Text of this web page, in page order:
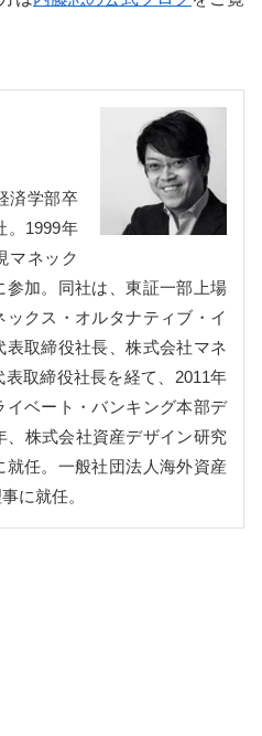
済学部卒
。1999年
マネック
加。同社は、東証一部上場
クス・オルタナティブ・イ
取締役社長、株式会社マネ
取締役社長を経て、2011年
イベート・バンキング本部デ
、株式会社資産デザイン研究
任。一般社団法人海外資産
に就任。